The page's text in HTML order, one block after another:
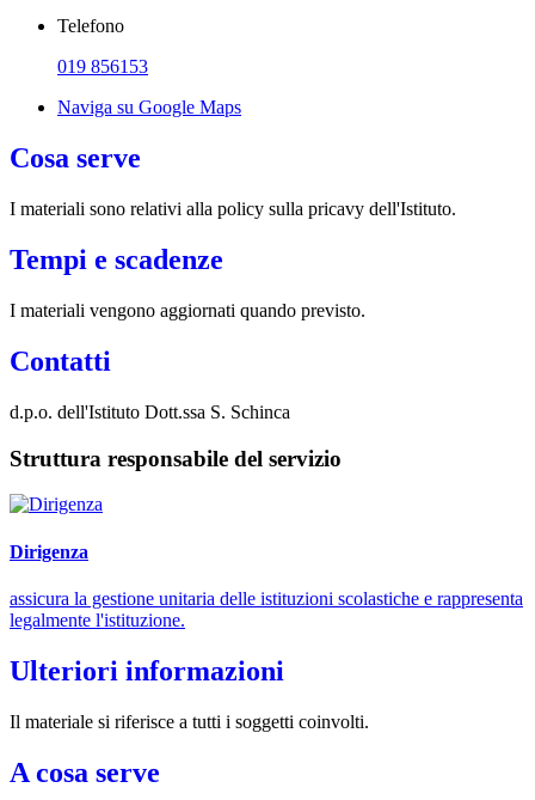
Telefono
019 856153
Naviga su Google Maps
Cosa serve
I materiali sono relativi alla policy sulla pricavy dell'Istituto.
Tempi e scadenze
I materiali vengono aggiornati quando previsto.
Contatti
d.p.o. dell'Istituto Dott.ssa S. Schinca
Struttura responsabile del servizio
Dirigenza
assicura la gestione unitaria delle istituzioni scolastiche e rappresenta
legalmente l'istituzione.
Ulteriori informazioni
Il materiale si riferisce a tutti i soggetti coinvolti.
A cosa serve